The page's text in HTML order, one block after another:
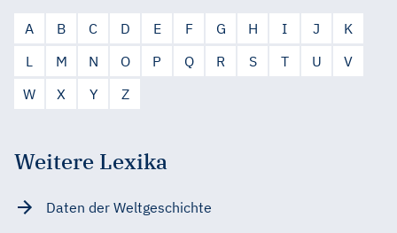
A B C D E F G H I J
K
L
M N O P Q R S T U
V
W
X Y Z
Weitere Lexika
Daten der Weltgeschichte